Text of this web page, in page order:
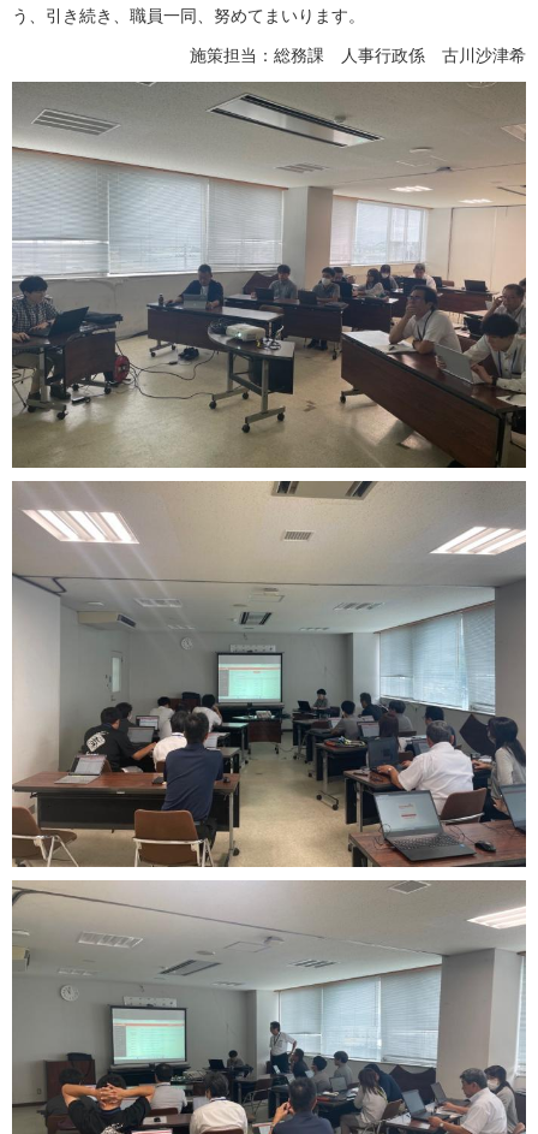
う、引き続き、職員一同、努めてまいります。
施策担当：総務課 人事行政係 古川沙津希